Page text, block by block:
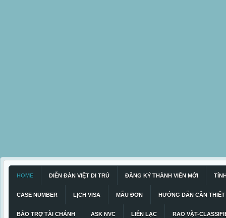
HOME DIỄN ĐÀN VIỆT DI TRÚ ĐĂNG KÝ THÀNH VIÊN MỚI
CASE NUMBER LỊCH VISA MẪU ĐƠN HƯỚNG DẪN CẦN THIẾT
BẢO TRỢ TÀI CHÁNH ASK NVC LIÊN LẠC RAO VẶT-